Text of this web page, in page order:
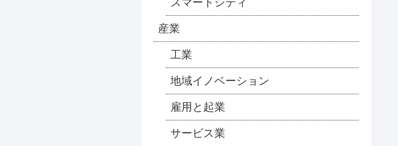
産業
工業
地域イノベーション
雇用と起業
サービス業